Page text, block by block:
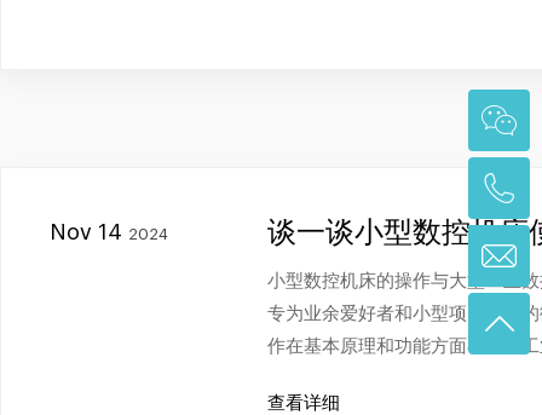
Nov 14 2024 谈一谈小型数控机床
小型数控机床的操作与大型工业
专为业余爱好者和小型项目设计
作在基本原理和功能方面与大型
查看详细